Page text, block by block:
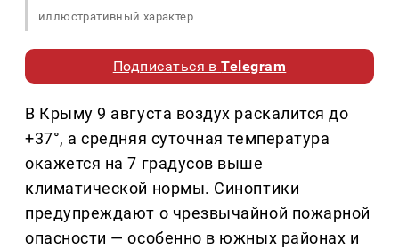
иллюстративный характер
Подписаться вTelegram
В Крыму 9 августа воздух раскалится до
+37°, а средняя суточная температура
окажется на 7 градусов выше
климатической нормы. Синоптики
предупреждают о чрезвычайной пожарной
опасности — особенно в южных районах и